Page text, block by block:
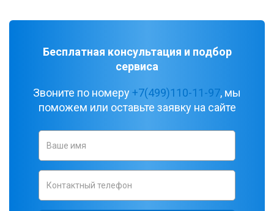
Бесплатная консультация и подбор
сервиса
Звоните по номеру+7(499)110-11-97, мы
поможем или оставьте заявку на сайте